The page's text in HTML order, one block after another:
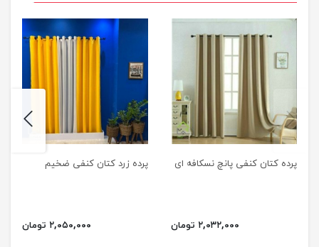
پرده کتان کنفی پانچ نسکافه ای
۲,۰۳۲,۰۰۰ تومان
پرده زرد کتان کنفی ضخیم
۲,۰۵۰,۰۰۰ تومان
previus